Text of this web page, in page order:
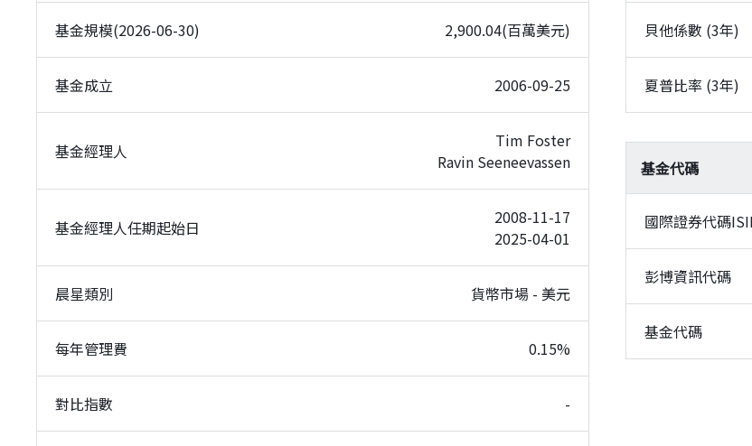
基金規模(2026-06-30) 2,900.04(百萬美元)
基金成立 2006-09-25
基金經理人
Tim Foster
Ravin Seeneevassen
基金經理人任期起始日
2008-11-17
2025-04-01
晨星類別 貨幣市場 - 美元
每年管理費 0.15%
對比指數 -
貝他係數 (3年)
夏普比率 (3年)
基金代碼
國際證券代碼
彭博資訊代碼
基金代碼